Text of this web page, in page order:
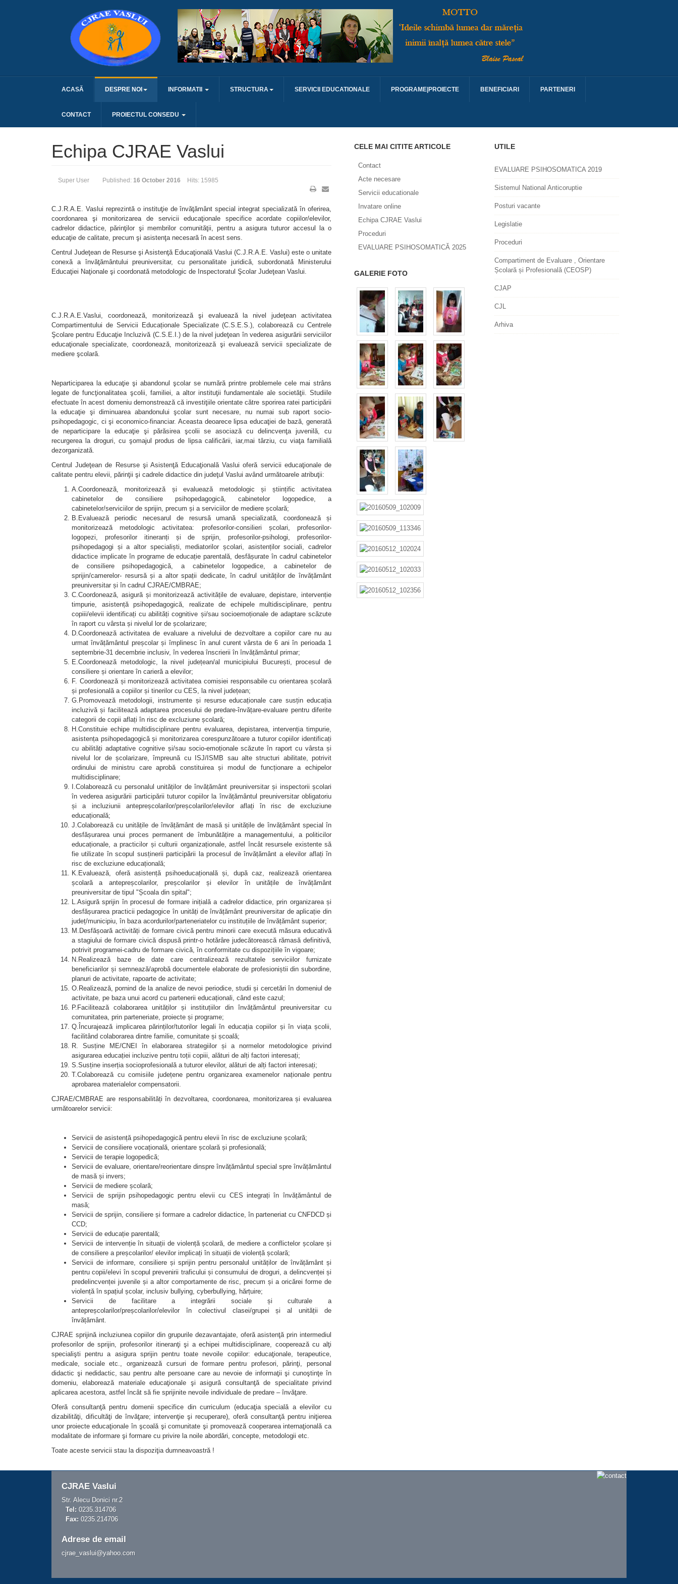
ACASĂ DESPRE NOI INFORMATII STRUCTURA SERVICII EDUCATIONALE PROGRAME|PROIECTE BENEFICIARI PARTENERI
CONTACT PROIECTUL CONSEDU
Echipa CJRAE Vaslui
Super User Published: 16 October 2016 Hits: 15985
C.J.R.A.E. Vaslui reprezintă o instituţie de învăţământ special integrat specializată în oferirea,
coordonarea şi monitorizarea de servicii educaţionale specifice acordate copiilor/elevilor,
cadrelor didactice, părinţilor şi membrilor comunităţii, pentru a asigura tuturor accesul la o
educaţie de calitate, precum şi asistenţa necesară în acest sens.
Centrul Judeţean de Resurse şi Asistenţă Educaţională Vaslui (C.J.R.A.E. Vaslui) este o unitate
conexă a învăţământului preuniversitar, cu personalitate juridică, subordonatǎ Ministerului
Educaţiei Naţionale şi coordonatǎ metodologic de Inspectoratul Şcolar Judeţean Vaslui.
C.J.R.A.E.Vaslui, coordonează, monitorizează şi evaluează la nivel judeţean activitatea
Compartimentului de Servicii Educaționale Specializate (C.S.E.S.), colaborează cu Centrele
Şcolare pentru Educaţie Incluzivă (C.S.E.I.) de la nivel judeţean în vederea asigurării serviciilor
educaţionale specializate, coordonează, monitorizează şi evaluează servicii specializate de
mediere şcolară.
Neparticiparea la educaţie şi abandonul şcolar se numără printre problemele cele mai strâns
legate de funcţionalitatea şcolii, familiei, a altor instituţii fundamentale ale societăţii. Studiile
efectuate în acest domeniu demonstrează că investiţiile orientate către sporirea ratei participării
la educaţie şi diminuarea abandonului şcolar sunt necesare, nu numai sub raport socio-
psihopedagogic, ci şi economico-financiar. Aceasta deoarece lipsa educaţiei de bază, generată
de neparticipare la educaţie şi părăsirea şcolii se asociază cu delincvenţa juvenilă, cu
recurgerea la droguri, cu şomajul produs de lipsa calificării, iar,mai târziu, cu viaţa familială
dezorganizată.
Centrul Judeţean de Resurse şi Asistenţă Educaţională Vaslui oferă servicii educaţionale de
calitate pentru elevii, părinţii şi cadrele didactice din judeţul Vaslui având următoarele atribuţii:
A.Coordonează, monitorizează și evaluează metodologic și științific activitatea
cabinetelor de consiliere psihopedagogică, cabinetelor logopedice, a
cabinetelor/serviciilor de sprijin, precum și a serviciilor de mediere școlară;
B.Evaluează periodic necesarul de resursă umană specializată, coordonează și
monitorizează metodologic activitatea: profesorilor-consilieri școlari, profesorilor-
logopezi, profesorilor itineranți și de sprijin, profesorilor-psihologi, profesorilor-
psihopedagogi și a altor specialiști, mediatorilor școlari, asistenților sociali, cadrelor
didactice implicate în programe de educație parentală, desfășurate în cadrul cabinetelor
de consiliere psihopedagogică, a cabinetelor logopedice, a cabinetelor de
sprijin/camerelor- resursă și a altor spații dedicate, în cadrul unităților de învățământ
preuniversitar și în cadrul CJRAE/CMBRAE;
C.Coordonează, asigură și monitorizează activitățile de evaluare, depistare, intervenție
timpurie, asistență psihopedagogică, realizate de echipele multidisciplinare, pentru
copiii/elevii identificați cu abilități cognitive și/sau socioemoționale de adaptare scăzute
în raport cu vârsta și nivelul lor de școlarizare;
D.Coordonează activitatea de evaluare a nivelului de dezvoltare a copiilor care nu au
urmat învățământul preșcolar și împlinesc în anul curent vârsta de 6 ani în perioada 1
septembrie-31 decembrie inclusiv, în vederea înscrierii în învățământul primar;
E.Coordonează metodologic, la nivel județean/al municipiului București, procesul de
consiliere și orientare în carieră a elevilor;
F. Coordonează și monitorizează activitatea comisiei responsabile cu orientarea școlară
și profesională a copiilor și tinerilor cu CES, la nivel județean;
G.Promovează metodologii, instrumente și resurse educaționale care susțin educația
incluzivă și facilitează adaptarea procesului de predare-învățare-evaluare pentru diferite
categorii de copii aflați în risc de excluziune școlară;
H.Constituie echipe multidisciplinare pentru evaluarea, depistarea, intervenția timpurie,
asistența psihopedagogică și monitorizarea corespunzătoare a tuturor copiilor identificați
cu abilități adaptative cognitive și/sau socio-emoționale scăzute în raport cu vârsta și
nivelul lor de școlarizare, împreună cu ISJ/ISMB sau alte structuri abilitate, potrivit
ordinului de ministru care aprobă constituirea și modul de funcționare a echipelor
multidisciplinare;
I.Colaborează cu personalul unităților de învățământ preuniversitar și inspectorii școlari
în vederea asigurării participării tuturor copiilor la învățământul preuniversitar obligatoriu
și a incluziunii antepreșcolarilor/preșcolarilor/elevilor aflați în risc de excluziune
educațională;
J.Colaborează cu unitățile de învățământ de masă și unitățile de învățământ special în
desfășurarea unui proces permanent de îmbunătățire a managementului, a politicilor
educaționale, a practicilor și culturii organizaționale, astfel încât resursele existente să
fie utilizate în scopul susținerii participării la procesul de învățământ a elevilor aflați în
risc de excluziune educațională;
K.Evaluează, oferă asistență psihoeducațională și, după caz, realizează orientarea
școlară a antepreșcolarilor, preșcolarilor și elevilor în unitățile de învățământ
preuniversitar de tipul "Școala din spital";
L.Asigură sprijin în procesul de formare inițială a cadrelor didactice, prin organizarea și
desfășurarea practicii pedagogice în unități de învățământ preuniversitar de aplicație din
județ/municipiu, în baza acordurilor/parteneriatelor cu instituțiile de învățământ superior;
M.Desfășoară activități de formare civică pentru minorii care execută măsura educativă
a stagiului de formare civică dispusă printr-o hotărâre judecătorească rămasă definitivă,
potrivit programei-cadru de formare civică, în conformitate cu dispozițiile în vigoare;
N.Realizează baze de date care centralizează rezultatele serviciilor furnizate
beneficiarilor și semnează/aprobă documentele elaborate de profesioniștii din subordine,
planuri de activitate, rapoarte de activitate;
O.Realizează, pornind de la analize de nevoi periodice, studii și cercetări în domeniul de
activitate, pe baza unui acord cu partenerii educaționali, când este cazul;
P.Facilitează colaborarea unităților și instituțiilor din învățământul preuniversitar cu
comunitatea, prin parteneriate, proiecte și programe;
Q.Încurajează implicarea părinților/tutorilor legali în educația copiilor și în viața școlii,
facilitând colaborarea dintre familie, comunitate și școală;
R. Susține ME/CNEI în elaborarea strategiilor și a normelor metodologice privind
asigurarea educației incluzive pentru toții copiii, alături de alți factori interesați;
S.Susține inserția socioprofesională a tuturor elevilor, alături de alți factori interesați;
T.Colaborează cu comisiile județene pentru organizarea examenelor naționale pentru
aprobarea materialelor compensatorii.
CJRAE/CMBRAE are responsabilități în dezvoltarea, coordonarea, monitorizarea și evaluarea
următoarelor servicii:
Servicii de asistență psihopedagogică pentru elevii în risc de excluziune școlară;
Servicii de consiliere vocațională, orientare școlară și profesională;
Servicii de terapie logopedică;
Servicii de evaluare, orientare/reorientare dinspre învățământul special spre învățământul
de masă și invers;
Servicii de mediere școlară;
Servicii de sprijin psihopedagogic pentru elevii cu CES integrați în învățământul de
masă;
Servicii de sprijin, consiliere și formare a cadrelor didactice, în parteneriat cu CNFDCD și
CCD;
Servicii de educație parentală;
Servicii de intervenție în situații de violență școlară, de mediere a conflictelor școlare și
de consiliere a preșcolarilor/ elevilor implicați în situații de violență școlară;
Servicii de informare, consiliere și sprijin pentru personalul unităților de învățământ și
pentru copii/elevi în scopul prevenirii traficului și consumului de droguri, a delincvenței și
predelincvenței juvenile și a altor comportamente de risc, precum și a oricărei forme de
violență în spațiul școlar, inclusiv bullying, cyberbullying, hărțuire;
Servicii de facilitare a integrării sociale și culturale a
antepreșcolarilor/preșcolarilor/elevilor în colectivul clasei/grupei și al unității de
învățământ.
CJRAE sprijină incluziunea copiilor din grupurile dezavantajate, oferă asistenţă prin intermediul
profesorilor de sprijin, profesorilor itineranţi şi a echipei multidisciplinare, cooperează cu alţi
specialişti pentru a asigura sprijin pentru toate nevoile copiilor: educaţionale, terapeutice,
medicale, sociale etc., organizează cursuri de formare pentru profesori, părinţi, personal
didactic şi nedidactic, sau pentru alte persoane care au nevoie de informaţii şi cunoştinţe în
domeniu, elaborează materiale educaţionale şi asigură consultanţă de specialitate privind
aplicarea acestora, astfel încât să fie sprijinite nevoile individuale de predare – învăţare.
Oferă consultanţă pentru domenii specifice din curriculum (educaţia specială a elevilor cu
dizabilităţi, dificultăţi de învăţare; intervenţie şi recuperare), oferă consultanţă pentru iniţierea
unor proiecte educaţionale în şcoală şi comunitate şi promovează cooperarea internaţională ca
modalitate de informare şi formare cu privire la noile abordări, concepte, metodologii etc.
Toate aceste servicii stau la dispoziţia dumneavoastră !
CELE MAI CITITE ARTICOLE
Contact
Acte necesare
Servicii educationale
Invatare online
Echipa CJRAE Vaslui
Proceduri
EVALUARE PSIHOSOMATICĂ 2025
GALERIE FOTO
UTILE
EVALUARE PSIHOSOMATICA 2019
Sistemul National Anticoruptie
Posturi vacante
Legislatie
Proceduri
Compartiment de Evaluare , Orientare
Școlară și Profesională (CEOSP)
CJAP
CJL
Arhiva
CJRAE Vaslui
Str. Alecu Donici nr.2
Tel: 0235.314706
Fax: 0235.214706
Adrese de email
cjrae_vaslui@yahoo.com